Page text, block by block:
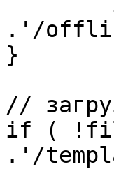
.'/
}
//
if (
.'/